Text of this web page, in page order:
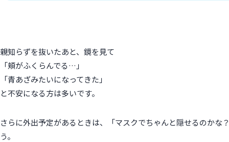
親知らずを抜いたあと、鏡を見て
「頬がふくらんでる…」
「青あざみたいになってきた」
と不安になる方は多いです。
さらに外出予定があるときは、「マスクでちゃんと隠せるのかな
う。